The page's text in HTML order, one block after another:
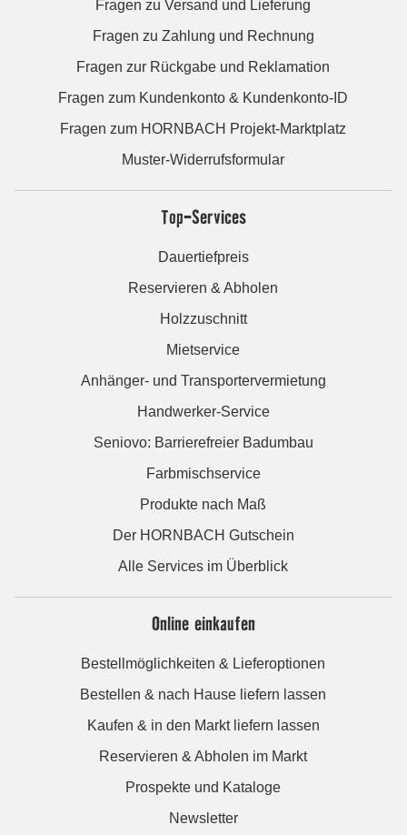
Fragen zu Versand und Lieferung
Fragen zu Zahlung und Rechnung
Fragen zur Rückgabe und Reklamation
Fragen zum Kundenkonto & Kundenkonto-ID
Fragen zum HORNBACH Projekt-Marktplatz
Muster-Widerrufsformular
Top-Services
Dauertiefpreis
Reservieren & Abholen
Holzzuschnitt
Mietservice
Anhänger- und Transportervermietung
Handwerker-Service
Seniovo: Barrierefreier Badumbau
Farbmischservice
Produkte nach Maß
Der HORNBACH Gutschein
Alle Services im Überblick
Online einkaufen
Bestellmöglichkeiten & Lieferoptionen
Bestellen & nach Hause liefern lassen
Kaufen & in den Markt liefern lassen
Reservieren & Abholen im Markt
Prospekte und Kataloge
Newsletter